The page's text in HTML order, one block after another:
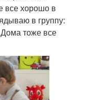
все хорошо в
в группу:
тоже все